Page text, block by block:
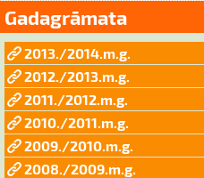
Gadagrāmata
2013./2014.m.g.
2012./2013.m.g.
2011./2012.m.g.
2010./2011.m.g.
2009./2010.m.g.
2008./2009.m.g.